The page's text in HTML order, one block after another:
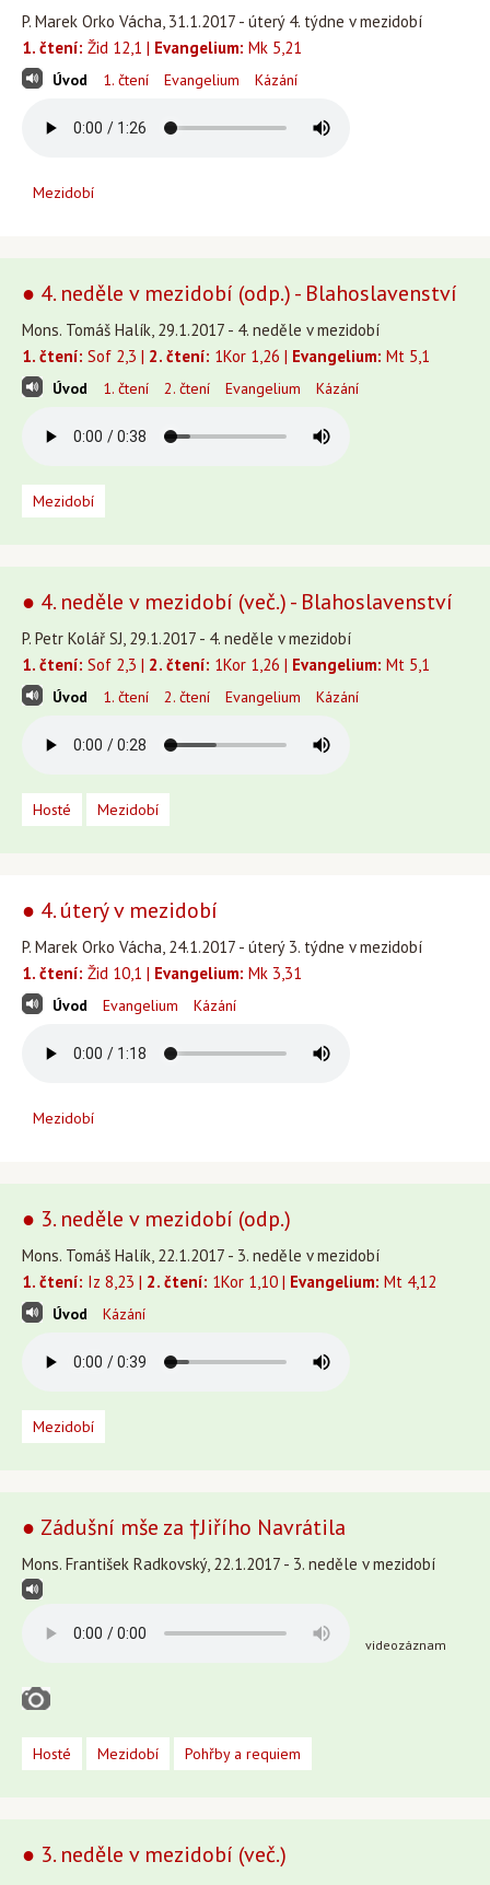
P. Marek Orko Vácha, 31.1.2017 - úterý 4. týdne v mezidobí
1. čtení: Žid 12,1 | Evangelium: Mk 5,21
Úvod 1. čtení Evangelium Kázání
Mezidobí
● 4. neděle v mezidobí (odp.) - Blahoslavenství
Mons. Tomáš Halík, 29.1.2017 - 4. neděle v mezidobí
1. čtení: Sof 2,3 | 2. čtení: 1Kor 1,26 | Evangelium: Mt 5,1
Úvod 1. čtení 2. čtení Evangelium Kázání
Mezidobí
● 4. neděle v mezidobí (več.) - Blahoslavenství
P. Petr Kolář SJ, 29.1.2017 - 4. neděle v mezidobí
1. čtení: Sof 2,3 | 2. čtení: 1Kor 1,26 | Evangelium: Mt 5,1
Úvod 1. čtení 2. čtení Evangelium Kázání
Hosté Mezidobí
● 4. úterý v mezidobí
P. Marek Orko Vácha, 24.1.2017 - úterý 3. týdne v mezidobí
1. čtení: Žid 10,1 | Evangelium: Mk 3,31
Úvod Evangelium Kázání
Mezidobí
● 3. neděle v mezidobí (odp.)
Mons. Tomáš Halík, 22.1.2017 - 3. neděle v mezidobí
1. čtení: Iz 8,23 | 2. čtení: 1Kor 1,10 | Evangelium: Mt 4,12
Úvod Kázání
Mezidobí
● Zádušní mše za †Jiřího Navrátila
Mons. František Radkovský, 22.1.2017 - 3. neděle v mezidobí
videozáznam
Hosté Mezidobí Pohřby a requiem
● 3. neděle v mezidobí (več.)